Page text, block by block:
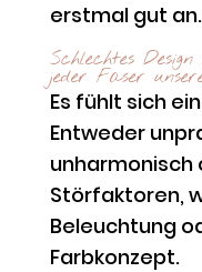
erstmal gut an.
Schlechtes
jeder Faser
Es fühlt sich
Entweder
Störfaktoren,
Beleuchtung
Farbkonzept.